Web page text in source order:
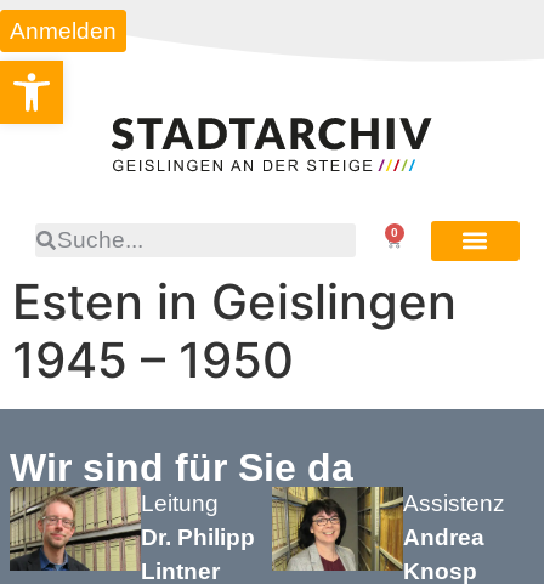
Anmelden
0
Esten in Geislingen
1945 – 1950
Wir sind für Sie da
Leitung
Dr. Philipp
Lintner
Assistenz
Andrea
Knosp
Werkzeugleiste öffnen